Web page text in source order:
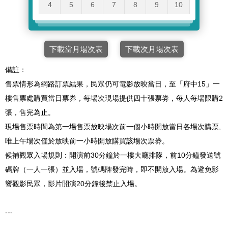
4 5 6 7 8 9 10
下載當月場次表 下載次月場次表
備註：
售票情形為網路訂票結果，民眾仍可電影放映當日，至「府中15」一
樓售票處購買當日票券，每場次現場提供四十張票劵，每人每場限購2
張，售完為止。
現場售票時間為第一場售票放映場次前一個小時開放當日各場次購票,
唯上午場次僅於放映前一小時開放購買該場次票劵。
候補觀眾入場規則：開演前30分鐘於一樓大廳排隊，前10分鐘發送號
碼牌（一人一張）並入場，號碼牌發完時，即不開放入場。為避免影
響觀影民眾，影片開演20分鐘後禁止入場。
---